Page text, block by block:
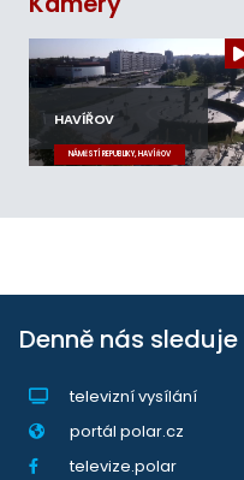
HAVÍŘOV
NÁMĚSTÍ REPUBLIKY, HAVÍŘOV
Denně nás sleduje
televizní vysílání
portál polar.cz
televize.polar